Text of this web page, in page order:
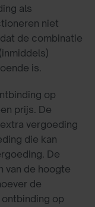
als
niet
de combinatie
is.
op
prijs. De
vergoeding
die kan
De
van de hoogte
de
op